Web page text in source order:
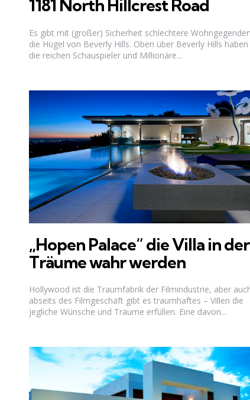
1181 North Hillcrest Road
Es gibt mit (großer) Sicherheit schlechtere
die Hügel von Beverly Hills. Oben über Beverly Hills
die reichen Schauspieler und Millionäre...
„Hopen Palace“ die Villa in der
Träume wahr werden
Hollywood ist die Traumfabrik der Filmindustrie, aber
abseits des Filmgeschäft gibt es traumhaftes – Villen die
jegliche Wünsche und Träume erfüllen. Eine davon...